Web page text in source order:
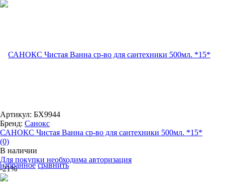
избранное сравнить
Артикул: БХ9944
Бренд: Санокс
САНОКС Чистая Ванна ср-во для сантехники 500мл. *15*
(0)
В наличии
Для покупки необходима авторизация
-21%